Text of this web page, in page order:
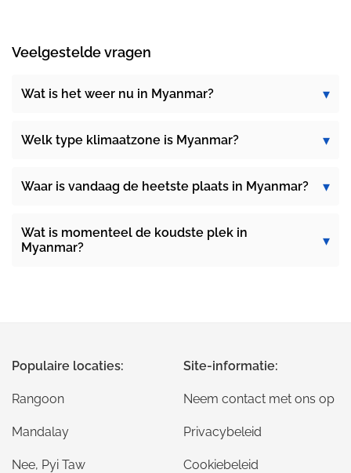
Veelgestelde vragen
Wat is het weer nu in Myanmar?
Welk type klimaatzone is Myanmar?
Waar is vandaag de heetste plaats in Myanmar?
Wat is momenteel de koudste plek in
Myanmar?
Populaire locaties:
Rangoon
Mandalay
Nee, Pyi Taw
Site-informatie:
Neem contact met ons op
Privacybeleid
Cookiebeleid